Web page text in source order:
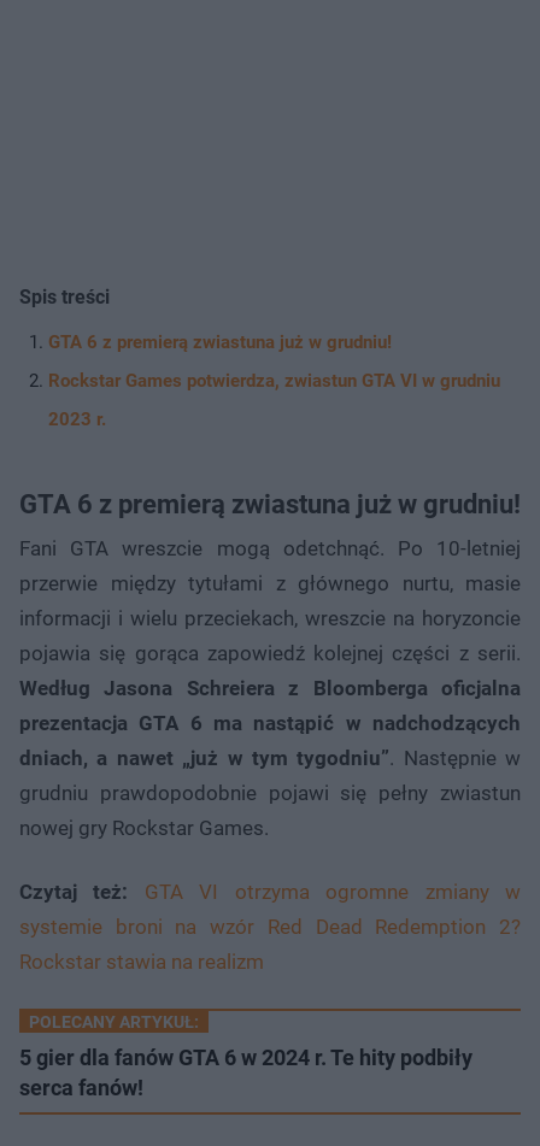
Spis treści
GTA 6 z premierą zwiastuna już w grudniu!
Rockstar Games potwierdza, zwiastun GTA VI w grudniu
2023 r.
GTA 6 z premierą zwiastuna już w grudniu!
Fani GTA wreszcie mogą odetchnąć. Po 10-letniej
przerwie między tytułami z głównego nurtu, masie
informacji i wielu przeciekach, wreszcie na horyzoncie
pojawia się gorąca zapowiedź kolejnej części z serii.
Według Jasona Schreiera z Bloomberga oficjalna
prezentacja GTA 6 ma nastąpić w nadchodzących
dniach, a nawet „już w tym tygodniu”. Następnie w
grudniu prawdopodobnie pojawi się pełny zwiastun
nowej gry Rockstar Games.
Czytaj też:
GTA VI otrzyma ogromne zmiany w
systemie broni na wzór Red Dead Redemption 2?
Rockstar stawia na realizm
POLECANY ARTYKUŁ:
5 gier dla fanów GTA 6 w 2024 r. Te hity podbiły
serca fanów!